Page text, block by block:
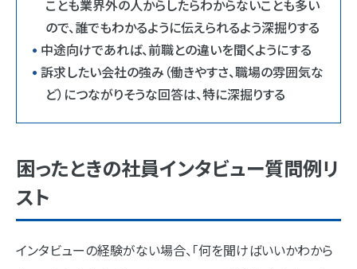
ことも業界外の人からしたらわからないことも多い
ので、誰でもわかるように伝えられるよう深掘りする
中途向けであれば、前職との違いを聞くようにする
訴求したい会社の強み（働きやすさ、職場の雰囲気な
ど）につながりそうな回答は、特に深掘りする
困ったときの社員インタビュー質問例リ
スト
インタビューの経験がない場合、「何を聞けばいいかわから